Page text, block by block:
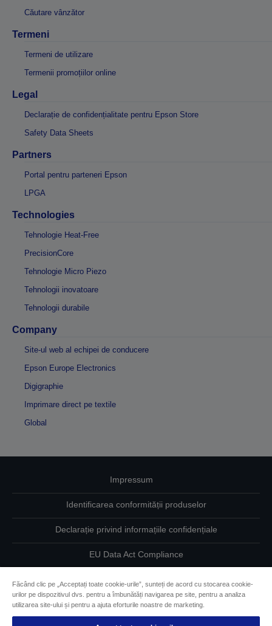
Căutare vânzător
Termeni
Termeni de utilizare
Termenii promoțiilor online
Legal
Declarație de confidențialitate pentru Epson Store
Safety Data Sheets
Partners
Portal pentru parteneri Epson
LPGA
Technologies
Tehnologie Heat-Free
PrecisionCore
Tehnologie Micro Piezo
Tehnologii inovatoare
Tehnologii durabile
Company
Site-ul web al echipei de conducere
Epson Europe Electronics
Digigraphie
Imprimare direct pe textile
Global
Impressum
Identificarea conformității produselor
Declarație privind informațiile confidențiale
EU Data Act Compliance
Informaţii despre modulele cookie
Făcând clic pe „Acceptați toate cookie-urile”, sunteți de acord cu stocarea cookie-
urilor pe dispozitivul dvs. pentru a îmbunătăți navigarea pe site, pentru a analiza
utilizarea site-ului și pentru a ajuta eforturile noastre de marketing.